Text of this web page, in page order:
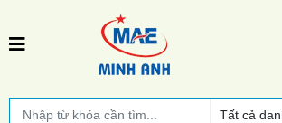
Tất cả